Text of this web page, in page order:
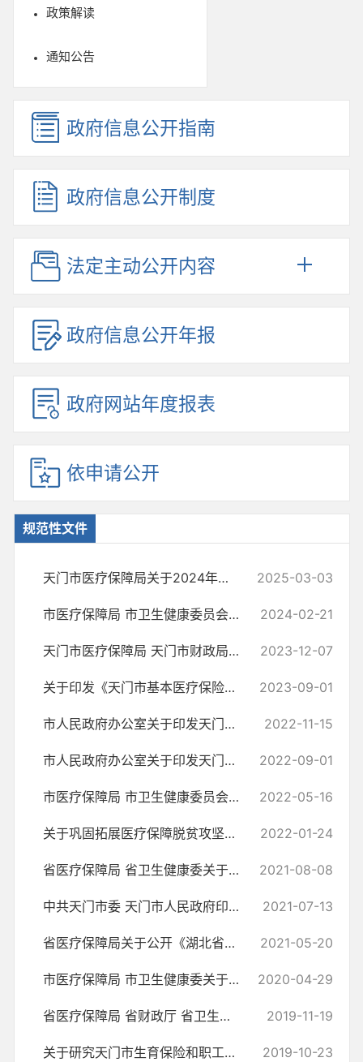
政策解读
通知公告
政府信息公开指南
政府信息公开制度
法定主动公开内容
政府信息公开年报
政府网站年度报表
依申请公开
规范性文件
天门市医疗保障局关于2024年第四季度规范性文件更新情况说明 2025-03-03
市医疗保障局 市卫生健康委员会关于肺弥散功能检查等部分医疗服务项目... 2024-02-21
天门市医疗保障局 天门市财政局关于落实积极生育医疗保障支持措施的通知 2023-12-07
关于印发《天门市基本医疗保险门诊慢特病管理实施办法》的通知 2023-09-01
市人民政府办公室关于印发天门市职工基本医疗保障门诊共济保障实施细则... 2022-11-15
市人民政府办公室关于印发天门市健全重特大疾病医疗保险和救助制度实施... 2022-09-01
市医疗保障局 市卫生健康委员会关于造瘘护理等医疗服务项目价格有关事项... 2022-05-16
关于巩固拓展医疗保障脱贫攻坚成果有效衔接乡村振兴战略的实施意见 2022-01-24
省医疗保障局 省卫生健康委关于调整新型冠状病毒核酸检测项目价格的通知 2021-08-08
中共天门市委 天门市人民政府印发《关于深化医疗保障制度改革的实施意... 2021-07-13
省医疗保障局关于公开《湖北省医疗保障信息平台定点医药机构接口规范》... 2021-05-20
市医疗保障局 市卫生健康委关于转发《省医疗保障局 省卫生健康委关于调... 2020-04-29
省医疗保障局 省财政厅 省卫生健康委 省药品监督管理局关于完善城乡居民... 2019-11-19
关于研究天门市生育保险和职工基本医疗保险合并实施细则等事项的纪要 2019-10-23